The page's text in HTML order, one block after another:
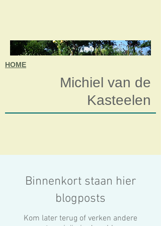
HOME
Michiel van de
Kasteelen
Binnenkort staan hier
blogposts
Kom later terug of verken andere